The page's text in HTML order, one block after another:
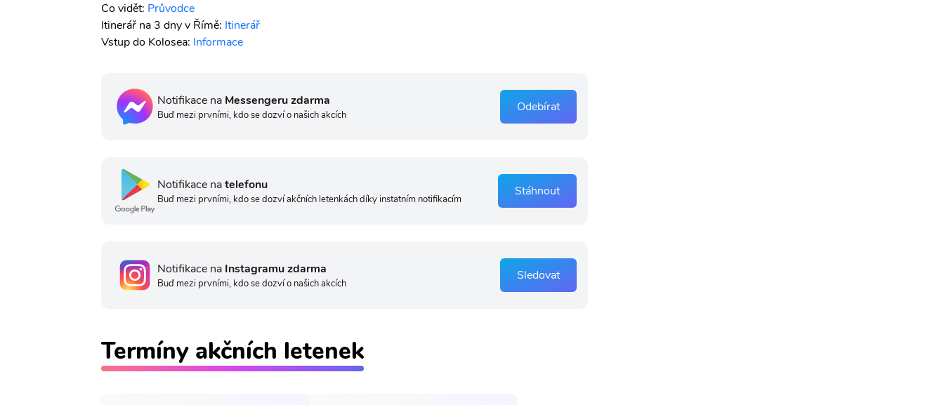
Co vidět: Průvodce
Itinerář na 3 dny v Římě: Itinerář
Vstup do Kolosea: Informace
Notifikace na Messengeru zdarma
Buď mezi prvními, kdo se dozví o našich akcích
Odebírat
Notifikace natelefonu
Buď mezi prvními, kdo se dozví akčních letenkách díky instatním notifikacím
Stáhnout
Notifikace na Instagramu zdarma
Buď mezi prvními, kdo se dozví o našich akcích
Sledovat
Termíny akčních letenek